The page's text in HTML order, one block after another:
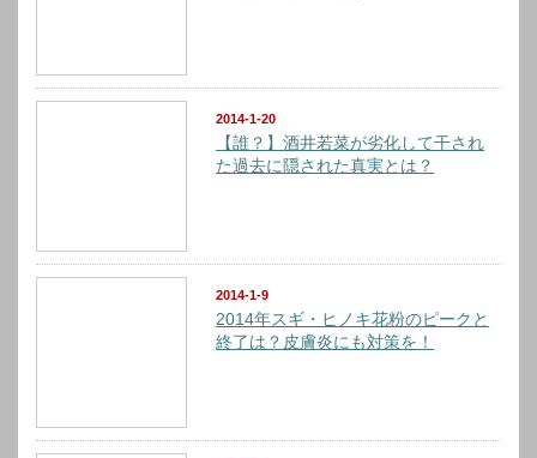
2014-1-20
【誰？】酒井若菜が劣化して干され
た過去に隠された真実とは？
2014-1-9
2014年スギ・ヒノキ花粉のピークと
終了は？皮膚炎にも対策を！